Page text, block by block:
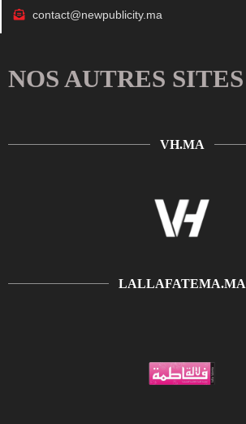
contact@newpublicity.ma
NOS AUTRES SITES
VH.MA
LALLAFATEMA.MA